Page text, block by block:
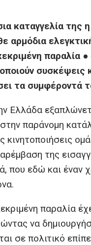
tt
er
ail er at
s
A
p
p
n
g
er
καταγγελία της
αρμόδια
παραλία
συσκέψεις
τα συμφέροντά
Ελλάδα
παράνομη
κινητοποιήσεις
της
που εδώ και έναν
παραλία
να
σε πολιτικό